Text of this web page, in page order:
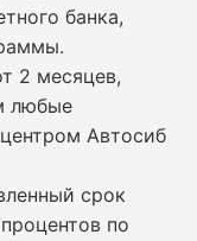
банка,
2 месяцев,
любые
Автосиб
срок
по